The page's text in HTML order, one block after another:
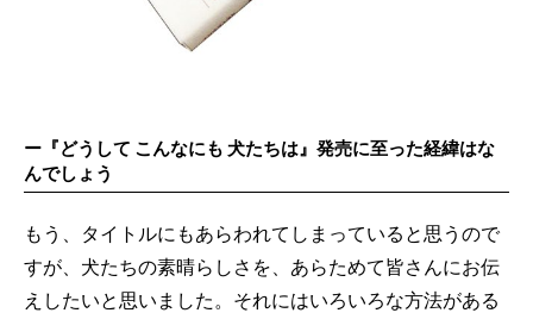
ー『どうして こんなにも 犬たちは』発売に至った経緯はな
んでしょう
もう、タイトルにもあらわれてしまっていると思うので
すが、犬たちの素晴らしさを、あらためて皆さんにお伝
えしたいと思いました。それにはいろいろな方法がある